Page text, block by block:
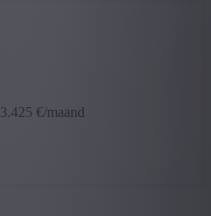
3.425 €/maand